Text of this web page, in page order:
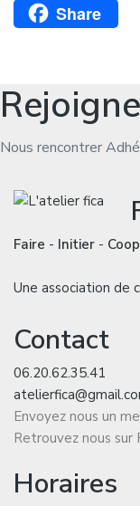
FacebookShare
Nous rencontrer
Faire - Initier -
Une association de
Contact
06.20.62.35.41
Envoyez nous un
Retrouvez nous sur
Horaires